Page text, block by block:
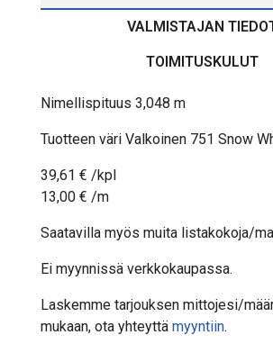
VALMISTAJAN
TOIMITUSKULUT
Nimellispituus 3,048 m
Tuotteen väri Valkoinen 751 Snow
39,61 € /kpl
13,00 € /m
Saatavilla myös muita listakokoja/
Ei myynnissä verkkokaupassa.
Laskemme tarjouksen mittojesi/
mukaan, ota yhteyttä myyntiin.